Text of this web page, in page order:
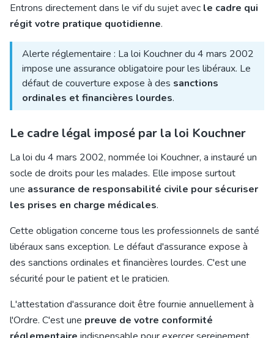
Entrons directement dans le vif du sujet avec le cadre qui
régit votre pratique quotidienne.
Alerte réglementaire : La loi Kouchner du 4 mars 2002
impose une assurance obligatoire pour les libéraux. Le
défaut de couverture expose à des sanctions
ordinales et financières lourdes.
Le cadre légal imposé par la loi Kouchner
La loi du 4 mars 2002, nommée loi Kouchner, a instauré un
socle de droits pour les malades. Elle impose surtout
une assurance de responsabilité civile pour sécuriser
les prises en charge médicales.
Cette obligation concerne tous les professionnels de santé
libéraux sans exception. Le défaut d'assurance expose à
des sanctions ordinales et financières lourdes. C'est une
sécurité pour le patient et le praticien.
L'attestation d'assurance doit être fournie annuellement à
l'Ordre. C'est une preuve de votre conformité